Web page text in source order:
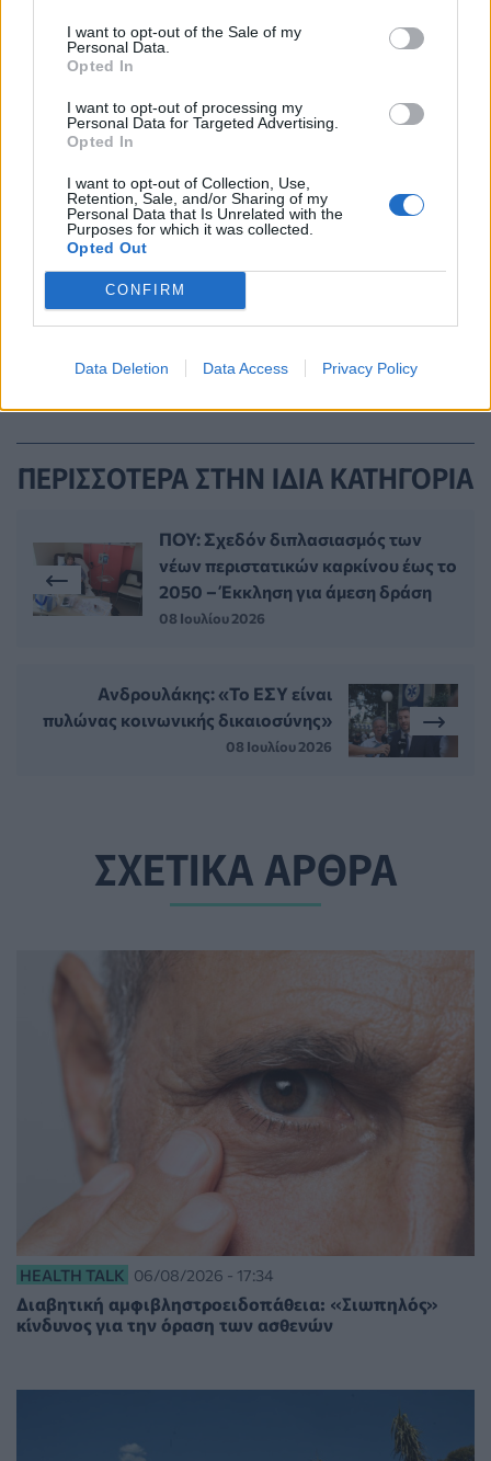
I want to opt-out of the Sale of my
Personal Data.
Opted In
I want to opt-out of processing my
Personal Data for Targeted Advertising.
Opted In
I want to opt-out of Collection, Use,
Retention, Sale, and/or Sharing of my
Personal Data that Is Unrelated with the
Purposes for which it was collected.
Opted Out
CONFIRM
Data Deletion Data Access Privacy Policy
ΟΦΘΑΛΜΙΑΤΡΟΙ
ΠΕΡΙΣΣΟΤΕΡΑ ΣΤΗΝ ΙΔΙΑ ΚΑΤΗΓΟΡΙΑ
ΠΟΥ: Σχεδόν διπλασιασμός των
νέων περιστατικών καρκίνου έως το
2050 – Έκκληση για άμεση δράση
08 Ιουλίου 2026
Ανδρουλάκης: «Το ΕΣΥ είναι
πυλώνας κοινωνικής δικαιοσύνης»
08 Ιουλίου 2026
ΣΧΕΤΙΚΑ ΑΡΘΡΑ
HEALTH TALK 06/08/2026 - 17:34
Διαβητική αμφιβληστροειδοπάθεια: «Σιωπηλός»
κίνδυνος για την όραση των ασθενών